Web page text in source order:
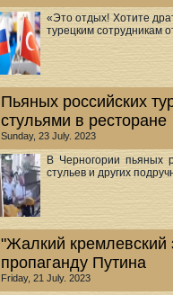
«Это отдых! Хотите
турецким сотрудникам
Пьяных российских
стульями в ресторане
Sunday, 23 July. 2023
В Черногории пьяных
стульев и других
"Жалкий кремлевский
пропаганду Путина
Friday, 21 July. 2023